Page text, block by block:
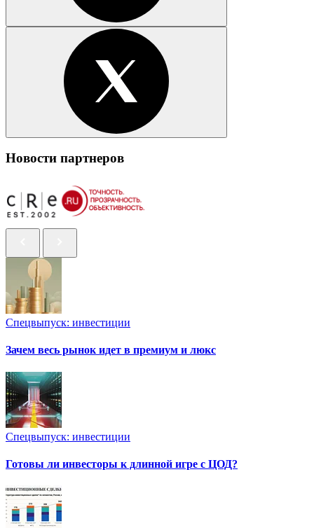
Новости партнеров
Спецвыпуск: инвестиции
Зачем весь рынок идет в премиум и люкс
Спецвыпуск: инвестиции
Готовы ли инвесторы к длинной игре с ЦОД?